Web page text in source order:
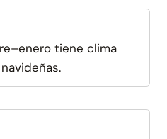
tiene clima